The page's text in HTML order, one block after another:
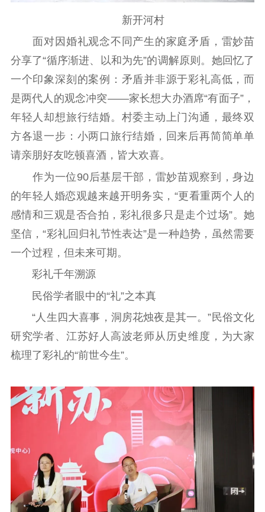
新开河村
面对因婚礼观念不同产生的家庭矛盾，雷妙苗
分享了“循序渐进、以和为先”的调解原则。她回忆了
一个印象深刻的案例：矛盾并非源于彩礼高低，而
是两代人的观念冲突——家长想大办酒席“有面子”，
年轻人却想旅行结婚。村委主动上门沟通，最终双
方各退一步：小两口旅行结婚，回来后再简简单单
请亲朋好友吃顿喜酒，皆大欢喜。
作为一位90后基层干部，雷妙苗观察到，身边
的年轻人婚恋观越来越开明务实，“更看重两个人的
感情和三观是否合拍，彩礼很多只是走个过场”。她
坚信，“彩礼回归礼节性表达”是一种趋势，虽然需要
一个过程，但未来可期。
彩礼千年溯源
民俗学者眼中的“礼”之本真
“人生四大喜事，洞房花烛夜是其一。”民俗文化
研究学者、江苏好人高波老师从历史维度，为大家
梳理了彩礼的“前世今生”。